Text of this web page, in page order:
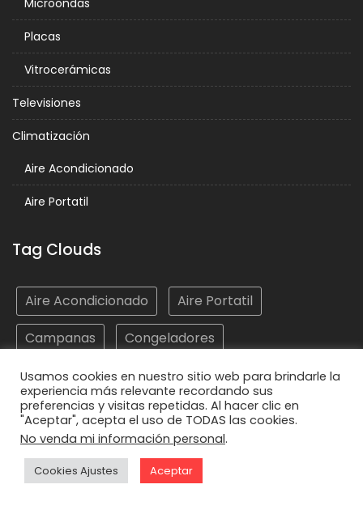
Placas
Vitrocerámicas
Televisiones
Climatización
Aire Acondicionado
Aire Portatil
Tag Clouds
Aire Acondicionado
Aire Portatil
Campanas
Congeladores
Electrodomésticos
Frigoríficos
Hornos
Lavadoras
Lavasecadoras
Lavavajillas
Microondas
Placas Vitrocerámicas
Usamos cookies en nuestro sitio web para brindarle la
experiencia más relevante recordando sus
preferencias y visitas repetidas. Al hacer clic en
"Aceptar", acepta el uso de TODAS las cookies.
No venda mi información personal.
Cookies Ajustes Aceptar